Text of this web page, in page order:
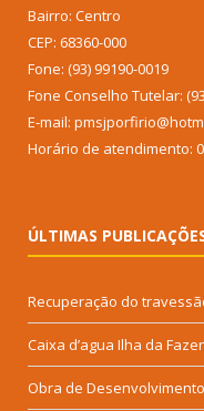
Bairro: Centro
CEP: 68360-000
Fone: (93) 99190-0019
Fone Conselho Tutelar:
E-mail:
Horário de atendimento:
ÚLTIMAS
Recuperação do
Caixa d’agua Ilha da
Obra de